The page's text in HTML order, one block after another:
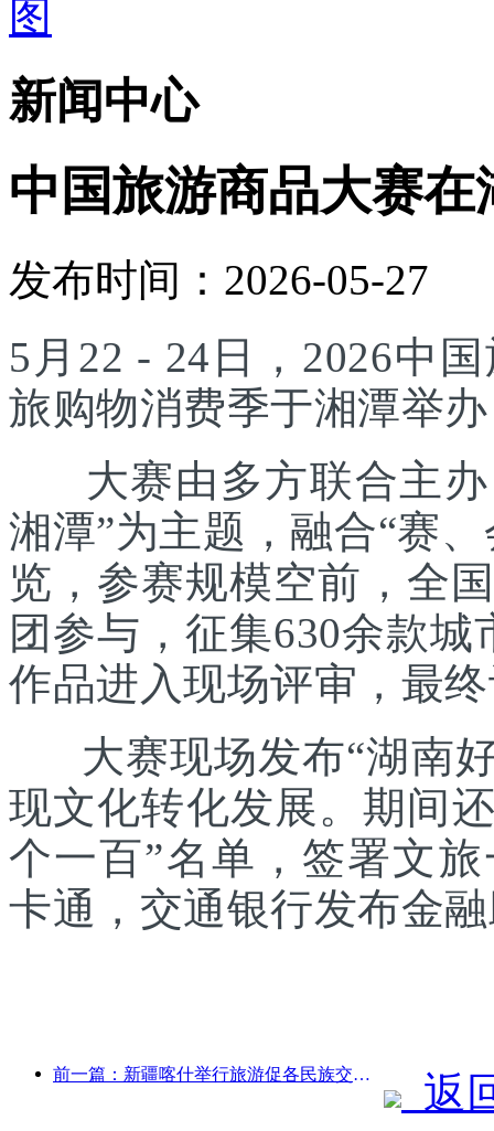
新闻中心
中国旅游商品大赛
发布时间：2026-05-27
5月22 - 24日，2026中
旅购物消费季于湘潭举
大赛由多方联合主办
湘潭”为主题，融合“赛
览，参赛规模空前，全
团参与，征集630余款
作品进入现场评审，最
大赛现场发布“湖南好
现文化转化发展。期间
个一百”名单，签署文
卡通，交通银行发布金
前一篇：新疆喀什举行旅游促各民族交流推广活动 返